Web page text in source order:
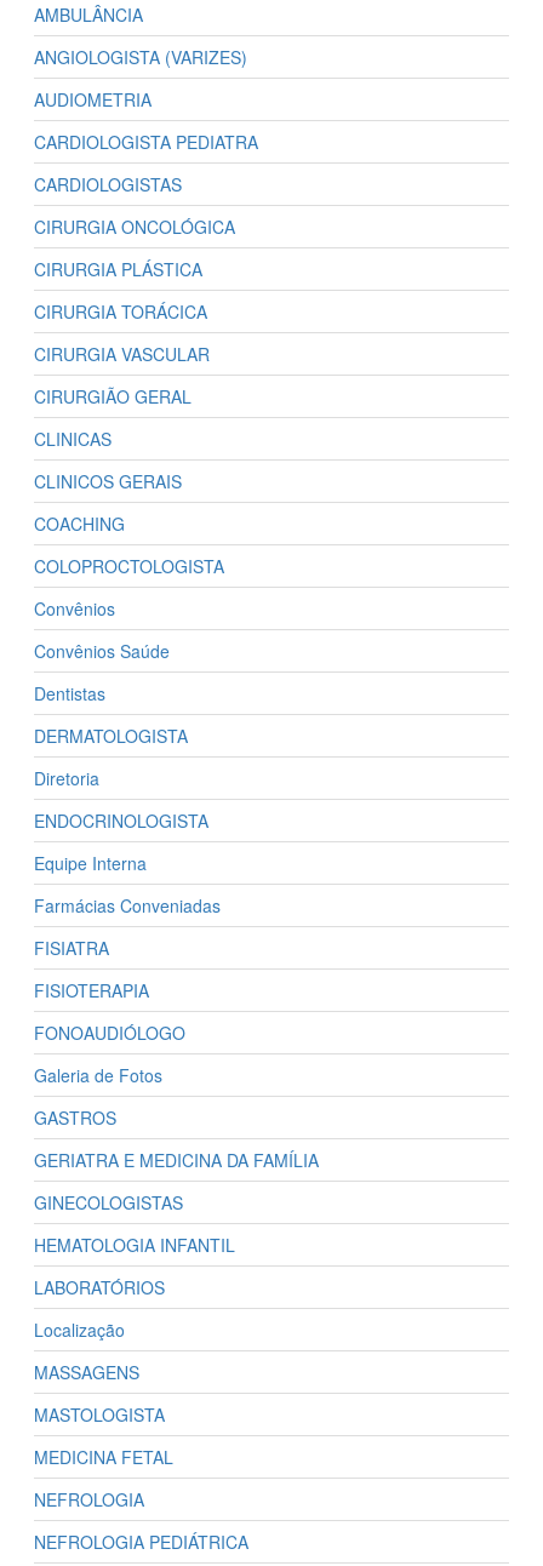
AMBULÂNCIA
ANGIOLOGISTA (VARIZES)
AUDIOMETRIA
CARDIOLOGISTA PEDIATRA
CARDIOLOGISTAS
CIRURGIA ONCOLÓGICA
CIRURGIA PLÁSTICA
CIRURGIA TORÁCICA
CIRURGIA VASCULAR
CIRURGIÃO GERAL
CLINICAS
CLINICOS GERAIS
COACHING
COLOPROCTOLOGISTA
Convênios
Convênios Saúde
Dentistas
DERMATOLOGISTA
Diretoria
ENDOCRINOLOGISTA
Equipe Interna
Farmácias Conveniadas
FISIATRA
FISIOTERAPIA
FONOAUDIÓLOGO
Galeria de Fotos
GASTROS
GERIATRA E MEDICINA DA FAMÍLIA
GINECOLOGISTAS
HEMATOLOGIA INFANTIL
LABORATÓRIOS
Localização
MASSAGENS
MASTOLOGISTA
MEDICINA FETAL
NEFROLOGIA
NEFROLOGIA PEDIÁTRICA